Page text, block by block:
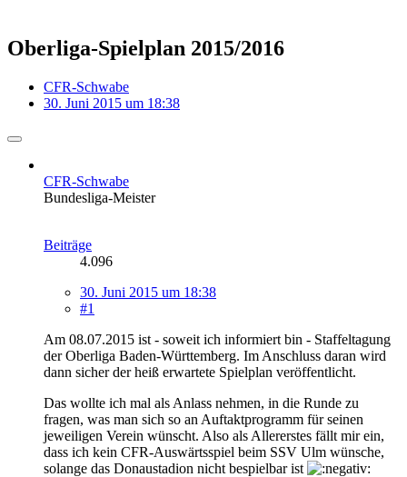
Oberliga-Spielplan 2015/2016
CFR-Schwabe
30. Juni 2015 um 18:38
CFR-Schwabe
Bundesliga-Meister
Beiträge
4.096
30. Juni 2015 um 18:38
#1
Am 08.07.2015 ist - soweit ich informiert bin - Staffeltagung
der Oberliga Baden-Württemberg. Im Anschluss daran wird
dann sicher der heiß erwartete Spielplan veröffentlicht.
Das wollte ich mal als Anlass nehmen, in die Runde zu
fragen, was man sich so an Auftaktprogramm für seinen
jeweiligen Verein wünscht. Also als Allererstes fällt mir ein,
dass ich kein CFR-Auswärtsspiel beim SSV Ulm wünsche,
solange das Donaustadion nicht bespielbar ist